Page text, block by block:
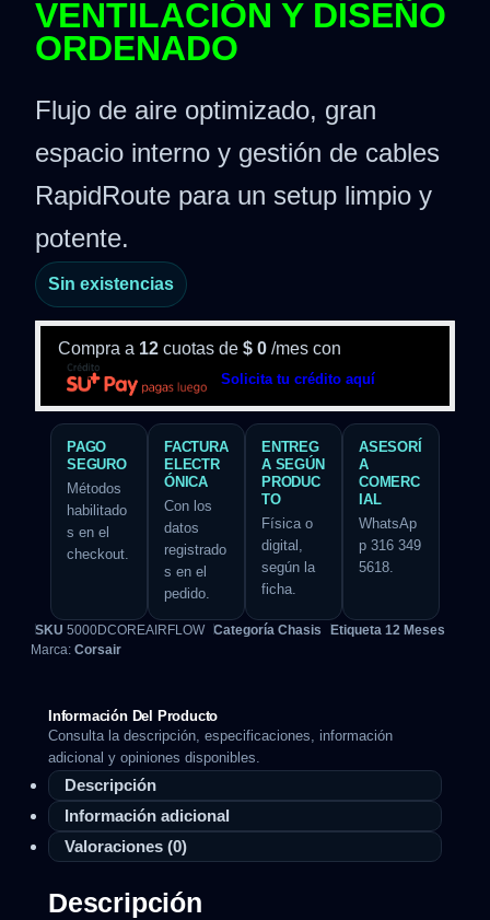
VENTILACIÓN Y DISEÑO
ORDENADO
Flujo de aire optimizado, gran
espacio interno y gestión de cables
RapidRoute para un setup limpio y
potente.
Sin existencias
Compra a 12 cuotas de $ 0 /mes con
Solicita tu crédito aquí
PAGO
SEGURO
Métodos
habilitado
s en el
checkout.
FACTURA
ELECTR
ÓNICA
Con los
datos
registrado
s en el
pedido.
ENTREG
A SEGÚN
PRODUC
TO
Física o
digital,
según la
ficha.
ASESORÍ
A
COMERC
IAL
WhatsAp
p 316 349
5618.
SKU 5000DCOREAIRFLOW Categoría Chasis Etiqueta 12 Meses
Marca: Corsair
Información Del Producto
Consulta la descripción, especificaciones, información
adicional y opiniones disponibles.
Descripción
Información adicional
Valoraciones (0)
Descripción